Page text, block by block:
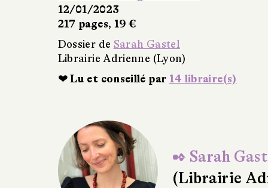
12/01/2023
217 pages, 19 €
Dossier deSarah Gastel
Librairie Adrienne (Lyon)
❤ Lu et conseillé par14 libraire(s)
✒ Sarah
(Librairie